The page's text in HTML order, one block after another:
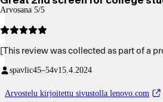
Arvosana 5/5
[This review was collected as part of a
spavlic45–54v15.4.2024
Arvostelu kirjoitettu sivustolla lenovo.com